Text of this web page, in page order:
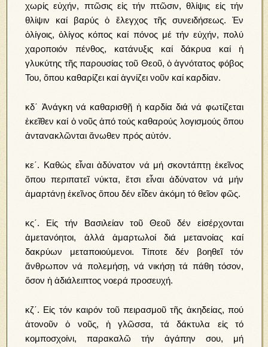
χωρίς εὐχήν, πτῶσις εἰς τήν πτῶσιν, θλίψις εἰς τήν
θλίψιν καί βαρύς ὁ ἔλεγχος τῆς συνειδήσεως. Ἐν
ὀλίγοις, ὀλίγος κόπος καί πόνος μέ τήν εὐχήν, πολύ
χαροποιόν πένθος, κατάνυξις καί δάκρυα καί ἡ
γλυκύτης τῆς παρουσίας τοῦ Θεοῦ, ὁ ἁγνότατος φόβος
Του, ὅπου καθαρίζει καί ἁγνίζει νοῦν καί καρδίαν.
κδ΄ Ἀνάγκη νά καθαρισθῇ ἡ καρδία διά νά φωτίζεται
ἐκεῖθεν καί ὁ νοῦς ἀπό τούς καθαρούς λογισμούς ὅπου
ἀντανακλῶνται ἄνωθεν πρός αὐτόν.
κε΄. Καθώς εἶναι ἀδύνατον νά μή σκοντάπτῃ ἐκεῖνος
ὅπου περιπατεῖ νύκτα, ἔτσι εἶναι ἀδύνατον νά μήν
ἁμαρτάνῃ ἐκεῖνος ὅπου δέν εἶδεν ἀκόμη τό θεῖον φῶς.
κς΄. Εἰς τήν Βασιλείαν τοῦ Θεοῦ δέν εἰσέρχονται
ἀμετανόητοι, ἀλλά ἁμαρτωλοί διά μετανοίας καί
δακρύων μεταποιούμενοι. Τίποτε δέν βοηθεῖ τόν
ἄνθρωπον νά πολεμήσῃ, νά νικήσῃ τά πάθη τόσον,
ὅσον ἡ ἀδιάλειπτος νοερά προσευχή.
κζ΄. Εἰς τόν καιρόν τοῦ πειρασμοῦ τῆς ἀκηδείας, πού
ἀτονοῦν ὁ νοῦς, ἡ γλῶσσα, τά δάκτυλα εἰς τό
κομποσχοίνι, παρακαλῶ τήν ἀγάπην σου, μή